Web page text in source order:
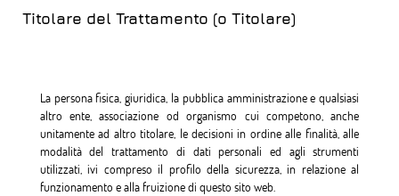
Titolare del Trattamento (o Titolare)
La persona fisica, giuridica, la pubblica amministrazione e qualsiasi
altro ente, associazione od organismo cui competono, anche
unitamente ad altro titolare, le decisioni in ordine alle finalità, alle
modalità del trattamento di dati personali ed agli strumenti
utilizzati, ivi compreso il profilo della sicurezza, in relazione al
funzionamento e alla fruizione di questo sito web.